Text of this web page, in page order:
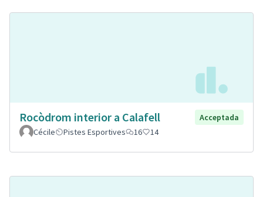
Rocòdrom interior a Calafell
Acceptada
Cécile
Pistes Esportives 16 14